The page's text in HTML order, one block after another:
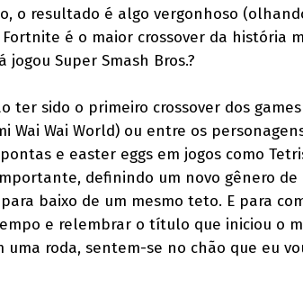
o resultado é algo vergonhoso
Fortnite é o maior crossover da história
Super Smash Bros.?
ter sido o primeiro crossover dos
Wai Wai World) ou entre os
e easter eggs em jogos como
definindo um novo gênero
baixo de um mesmo teto. E para
e relembrar o título que iniciou o
uma roda, sentem-se no chão que eu